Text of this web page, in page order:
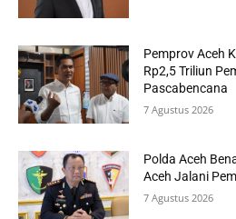
Pemprov Aceh
Rp2,5 Triliun
Pascabencana
7 Agustus 2026
Polda Aceh
Aceh Jalani
7 Agustus 2026